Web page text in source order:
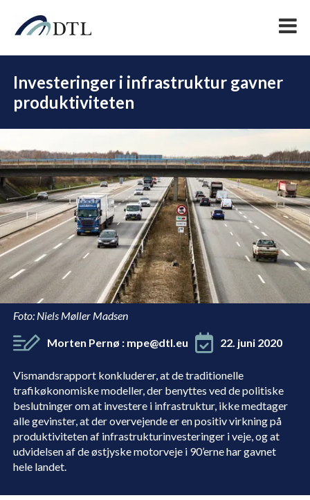
DEL
Investeringer i infrastruktur gavner
produktiviteten
Vismandsrapport konkluderer, at de traditionelle
trafikøkonomiske modeller, der benyttes ved de politiske
beslutninger om at investere i infrastruktur, ikke medtager
alle gevinster, at der overvejende er en positiv virkning på
produktiviteten af infrastrukturinvesteringer i veje, og at
udvidelsen af de østjyske motorveje i 90’erne har gavnet
hele landet.
Foto: Niels Møller Madsen
Morten Pernø : mpe@dtl.eu 22. juni 2020